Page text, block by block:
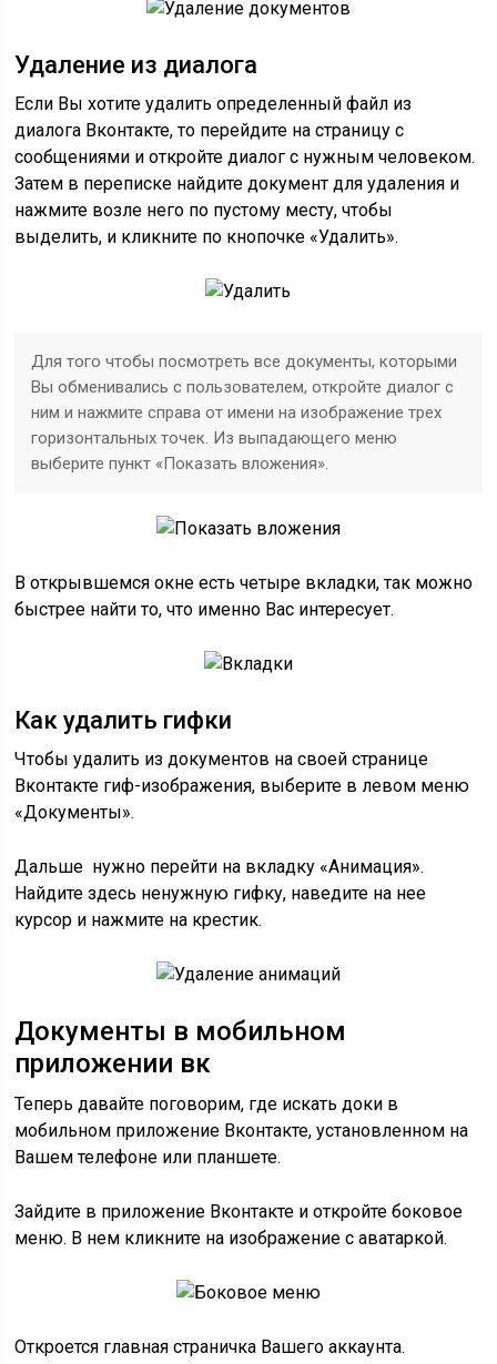
Удаление из диалога
Если Вы хотите удалить определенный файл из
диалога Вконтакте, то перейдите на страницу с
сообщениями и откройте диалог с нужным человеком.
Затем в переписке найдите документ для удаления и
нажмите возле него по пустому месту, чтобы
выделить, и кликните по кнопочке «Удалить».
Для того чтобы посмотреть все документы, которыми
Вы обменивались с пользователем, откройте диалог с
ним и нажмите справа от имени на изображение трех
горизонтальных точек. Из выпадающего меню
выберите пункт «Показать вложения».
В открывшемся окне есть четыре вкладки, так можно
быстрее найти то, что именно Вас интересует.
Как удалить гифки
Чтобы удалить из документов на своей странице
Вконтакте гиф-изображения, выберите в левом меню
«Документы».
Дальше нужно перейти на вкладку «Анимация».
Найдите здесь ненужную гифку, наведите на нее
курсор и нажмите на крестик.
Документы в мобильном
приложении вк
Теперь давайте поговорим, где искать доки в
мобильном приложение Вконтакте, установленном на
Вашем телефоне или планшете.
Зайдите в приложение Вконтакте и откройте боковое
меню. В нем кликните на изображение с аватаркой.
Откроется главная страничка Вашего аккаунта.